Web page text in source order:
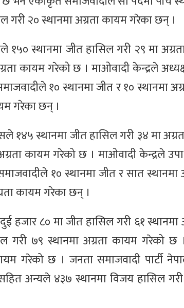
२० स्थानमा अग्रता कायम गरेका छन् ।
स्थानमा जीत हासिल गरी २९ मा
कायम गरेको छ । माओवादी केन्द्रले
१० स्थानमा जीत र १० स्थानमा
गरेका छन् ।
१४५ स्थानमा जीत हासिल गरी ३४ मा
कायम गरेको छ । माओवादी केन्द्रले
१० स्थानमा जीत र सात स्थानमा
कायम गरेका छन् ।
हजार ८० मा जीत हासिल गरी ६१
७९ स्थानमा अग्रता कायम गरेको छ
गरेको छ । जनता समाजवादी पार्टी
अन्यले ४३७ स्थानमा विजय हासिल गरी